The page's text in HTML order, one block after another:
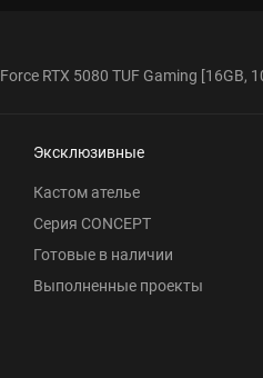
RTX 5080 TUF Gaming [16GB,
Эксклюзивные
Кастом ателье
Серия CONCEPT
Готовые в наличии
Выполненные проекты